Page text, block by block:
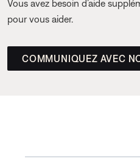
Vous avez besoin d’aide
pour vous aider.
COMMUNIQUEZ AVEC